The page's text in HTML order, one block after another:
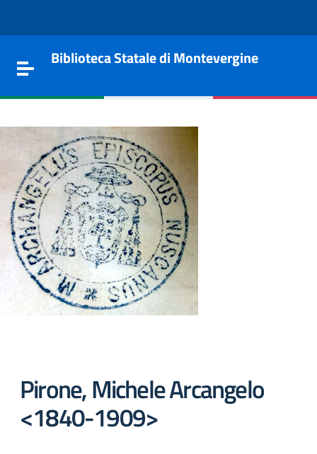
Toggle navigation
Biblioteca Statale di Montevergine
Pirone, Michele Arcangelo
<1840-1909>